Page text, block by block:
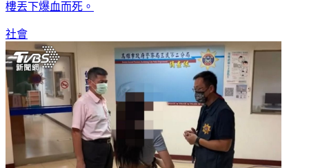
樓丟下爆血而死。
社會